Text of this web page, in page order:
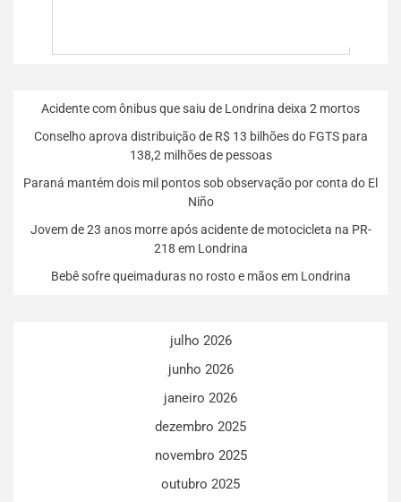
Acidente com ônibus que saiu de Londrina deixa 2 mortos
Conselho aprova distribuição de R$ 13 bilhões do FGTS para
138,2 milhões de pessoas
Paraná mantém dois mil pontos sob observação por conta do El
Niño
Jovem de 23 anos morre após acidente de motocicleta na PR-
218 em Londrina
Bebê sofre queimaduras no rosto e mãos em Londrina
julho 2026
junho 2026
janeiro 2026
dezembro 2025
novembro 2025
outubro 2025